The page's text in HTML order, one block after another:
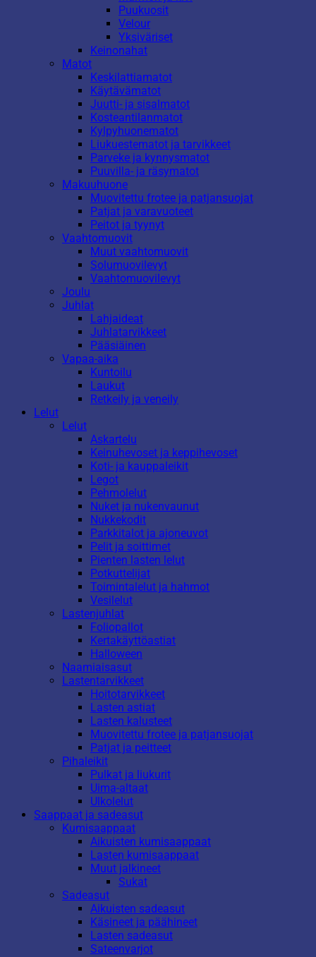
Puukuosit
Velour
Yksiväriset
Keinonahat
Matot
Keskilattiamatot
Käytävämatot
Juutti- ja sisalmatot
Kosteantilanmatot
Kylpyhuonematot
Liukuestematot ja tarvikkeet
Parveke ja kynnysmatot
Puuvilla- ja räsymatot
Makuuhuone
Muovitettu frotee ja patjansuojat
Patjat ja varavuoteet
Peitot ja tyynyt
Vaahtomuovit
Muut vaahtomuovit
Solumuovilevyt
Vaahtomuovilevyt
Joulu
Juhlat
Lahjaideat
Juhlatarvikkeet
Pääsiäinen
Vapaa-aika
Kuntoilu
Laukut
Retkeily ja veneily
Lelut
Lelut
Askartelu
Keinuhevoset ja keppihevoset
Koti- ja kauppaleikit
Legot
Pehmolelut
Nuket ja nukenvaunut
Nukkekodit
Parkkitalot ja ajoneuvot
Pelit ja soittimet
Pienten lasten lelut
Potkuttelijat
Toimintalelut ja hahmot
Vesilelut
Lastenjuhlat
Foliopallot
Kertakäyttöastiat
Halloween
Naamiaisasut
Lastentarvikkeet
Hoitotarvikkeet
Lasten astiat
Lasten kalusteet
Muovitettu frotee ja patjansuojat
Patjat ja peitteet
Pihaleikit
Pulkat ja liukurit
Uima-altaat
Ulkolelut
Saappaat ja sadeasut
Kumisaappaat
Aikuisten kumisaappaat
Lasten kumisaappaat
Muut jalkineet
Sukat
Sadeasut
Aikuisten sadeasut
Käsineet ja päähineet
Lasten sadeasut
Sateenvarjot